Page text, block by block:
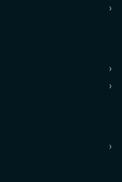
›
›
›
›